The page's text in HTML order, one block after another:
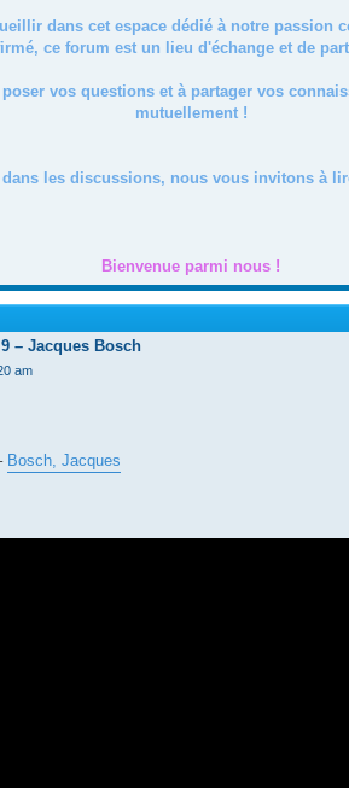
dans cet espace dédié à notre passion
ce forum est un lieu d'échange et de
vos questions et à partager vos
mutuellement !
les discussions, nous vous invitons à
Bienvenue parmi nous !
– Jacques Bosch
am
Bosch, Jacques